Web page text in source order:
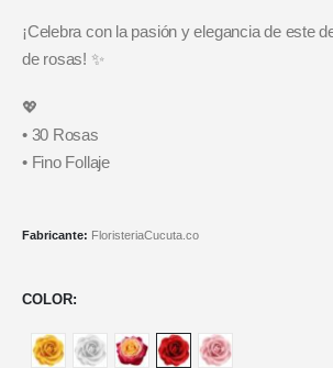
¡Celebra con la pasión y elegancia de este
de rosas! ✨
💖
• 30 Rosas
• Fino Follaje
Fabricante: FloristeriaCucuta.co
COLOR